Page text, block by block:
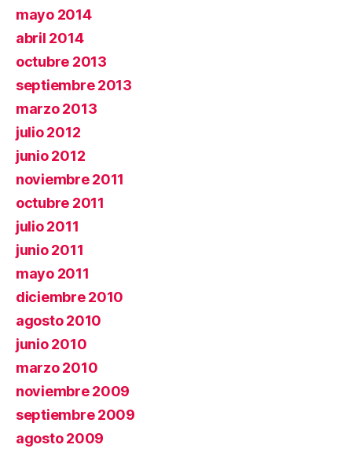
mayo 2014
abril 2014
octubre 2013
septiembre 2013
marzo 2013
julio 2012
junio 2012
noviembre 2011
octubre 2011
julio 2011
junio 2011
mayo 2011
diciembre 2010
agosto 2010
junio 2010
marzo 2010
noviembre 2009
septiembre 2009
agosto 2009